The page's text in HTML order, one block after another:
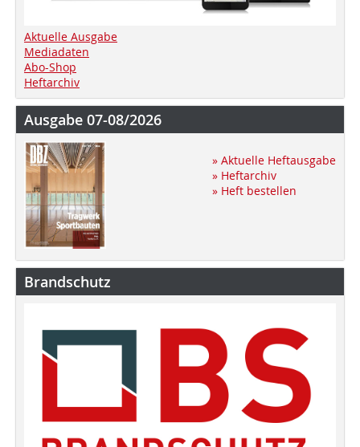
Aktuelle Ausgabe
Mediadaten
Abo-Shop
Heftarchiv
Ausgabe 07-08/2026
» Aktuelle Heftausgabe
» Heftarchiv
» Heft bestellen
Brandschutz